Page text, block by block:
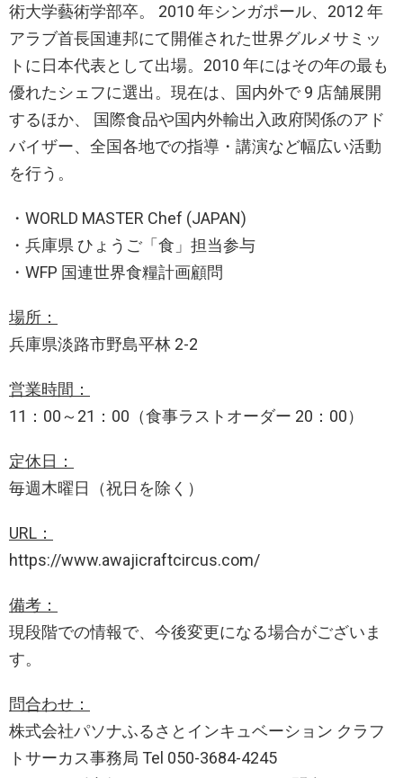
術大学藝術学部卒。 2010 年シンガポール、2012 年
アラブ首長国連邦にて開催された世界グルメサミッ
トに日本代表として出場。2010 年にはその年の最も
優れたシェフに選出。現在は、国内外で 9 店舗展開
するほか、 国際食品や国内外輸出入政府関係のアド
バイザー、全国各地での指導・講演など幅広い活動
を行う。
・WORLD MASTER Chef (JAPAN)
・兵庫県 ひょうご「食」担当参与
・WFP 国連世界食糧計画顧問
場所：
兵庫県淡路市野島平林 2-2
営業時間：
11：00～21：00（食事ラストオーダー 20：00）
定休日：
毎週木曜日（祝日を除く）
URL：
https://www.awajicraftcircus.com/
備考：
現段階での情報で、今後変更になる場合がございま
す。
問合わせ：
株式会社パソナふるさとインキュベーション クラフ
トサーカス事務局 Tel 050-3684-4245